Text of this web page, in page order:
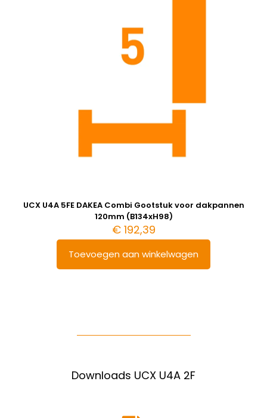
UCX U4A 5FE DAKEA Combi Gootstuk voor dakpannen
120mm (B134xH98)
€192,39
Toevoegen aan winkelwagen
Downloads UCX U4A 2F